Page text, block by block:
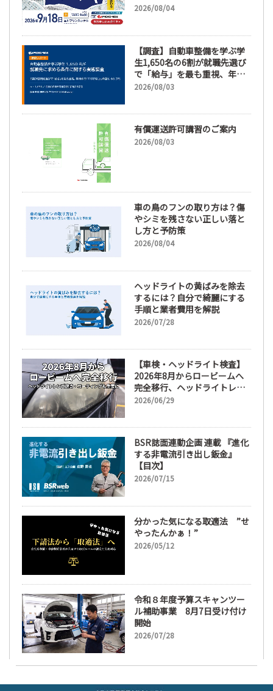
新】
2026/08/04
【調査】自動車整備を学ぶ学
生1,650名の6割が就職先選び
で「給与」を最も重視、年間
休日「110日以上」希望も
2026/08/03
有償運送許可講習のご案内
2026/08/03
車の鳥のフンの取り方は？傷
やシミを残さない正しい落と
し方と予防策
2026/08/04
ヘッドライトの黄ばみを除去
するには？自分で綺麗にする
手順と業者費用を解説
2026/07/28
【車検・ヘッドライト検査】
2026年8月からロービームへ
完全移行、ヘッドライトレン
ズ磨き・コーティングも重要
2026/06/29
BSR誌面連動企画 連載 『進化
する非電流引き出し鈑金』
【目次】
2026/07/15
分かった気になる取適法 ”せ
やったんかぁ！”
2026/05/12
令和８年度予算スキャンツー
ル補助事業 8月7日受け付け
開始
2026/07/28